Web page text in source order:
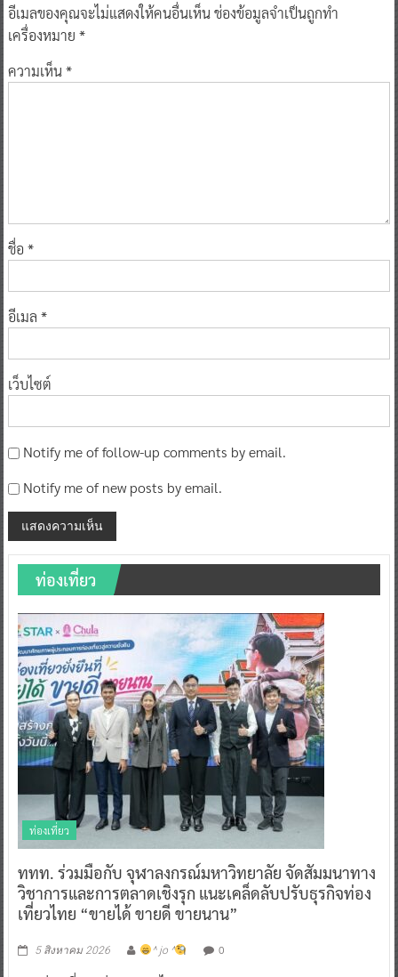
อีเมลของคุณจะไม่แสดงให้คนอื่นเห็นช่องข้อมูลจำเป็นถูกทำ
เครื่องหมาย *
ความเห็น*
ชื่อ *
อีเมล *
เว็บไซต์
Notify me of follow-up comments by email.
Notify me of new posts by email.
ท่องเที่ยว
ท่องเที่ยว
ททท. ร่วมมือกับ จุฬาลงกรณ์มหาวิทยาลัย จัดสัมมนาทาง
วิชาการและการตลาดเชิงรุก แนะเคล็ดลับปรับธุรกิจท่อง
เที่ยวไทย “ขายได้ ขายดี ขายนาน”
5 สิงหาคม 2026 ^ jo ^ 0